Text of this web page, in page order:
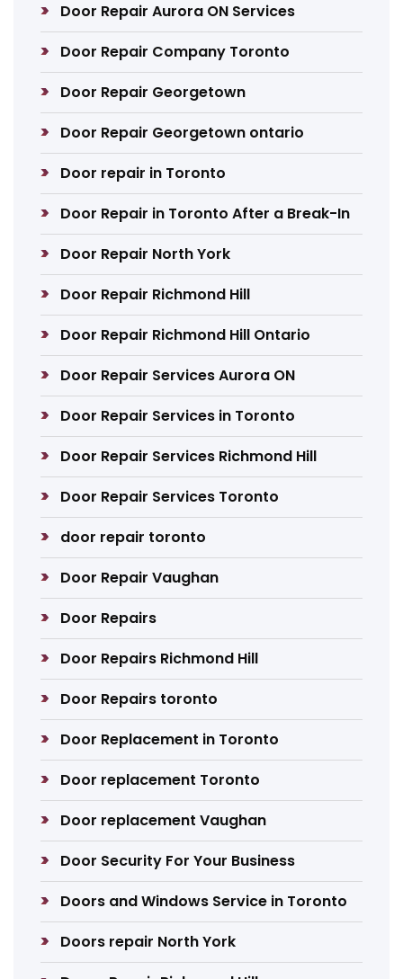
Door Repair Aurora ON Services
Door Repair Company Toronto
Door Repair Georgetown
Door Repair Georgetown ontario
Door repair in Toronto
Door Repair in Toronto After a Break-In
Door Repair North York
Door Repair Richmond Hill
Door Repair Richmond Hill Ontario
Door Repair Services Aurora ON
Door Repair Services in Toronto
Door Repair Services Richmond Hill
Door Repair Services Toronto
door repair toronto
Door Repair Vaughan
Door Repairs
Door Repairs Richmond Hill
Door Repairs toronto
Door Replacement in Toronto
Door replacement Toronto
Door replacement Vaughan
Door Security For Your Business
Doors and Windows Service in Toronto
Doors repair North York